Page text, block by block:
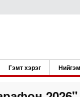
Гэмт хэрэг